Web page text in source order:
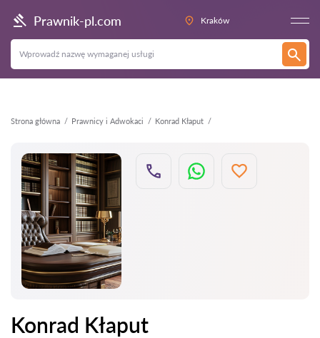
Prawnik-pl.com Kraków
Strona główna Prawnicy i Adwokaci Konrad Kłaput
Wstecz
Konrad Kłaput